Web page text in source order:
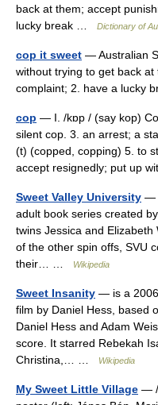
back at them; accept
lucky break …
Dictionary of
cop it sweet — Australian
without trying to get back
complaint; 2. have a lucky
cop — I. /kɒp / (say kop)
silent cop. 3. an arrest; a
(t) (copped, copping) 5. to
accept resignedly; put up
Sweet Valley University —
adult book series created
twins Jessica and
of the other spin offs, SVU
their… …
Wikipedia
Sweet Insanity — is a
film by Daniel Hess, based
Daniel Hess and Adam
score. It starred Rebekah
Christina,… …
Wikipedia
My Sweet Little Village — /